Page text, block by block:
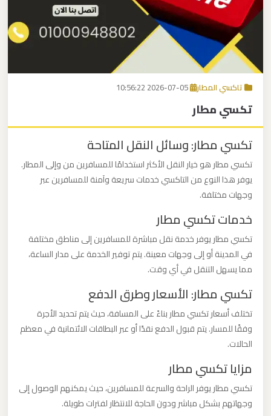
اتصل بنا
EN
تاكسي المطار
تكسي مطار
تكسي مطار: وسائل النقل المتاحة
تكسي مطار هو خيار النقل الأكثر استخدامًا للمسافرين من وإلى المطار.
يوفر هذا النوع من التاكسي خدمات سريعة وآمنة للمسافرين عبر
وجهات مختلفة.
خدمات تكسي مطار
تكسي مطار يوفر خدمة نقل مباشرة للمسافرين إلى مناطق مختلفة
في المدينة أو إلى وجهات معينة. يتم توفير الخدمة على مدار الساعة،
مما يسهل التنقل في أي وقت.
تكسي مطار: الأسعار وطرق الدفع
تختلف أسعار تكسي مطار بناءً على المسافة، حيث يتم تحديد الأجرة
وفقًا للمسار. يتم قبول الدفع نقدًا أو عبر البطاقات الائتمانية في معظم
الحالات.
مزايا تكسي مطار
تكسي مطار يوفر الراحة والسرعة للمسافرين، حيث يمكنهم الوصول إلى
وجهاتهم بشكل مباشر ودون الحاجة للانتظار لفترات طويلة.
برج
العرب
القاهرة
مكاتب
ليموزين
الاسكندرية
مطار
القاهرة
ليموزين
ليموزين
نويبع
ليموزين
مطار
العرب
الساحل
الشمالي